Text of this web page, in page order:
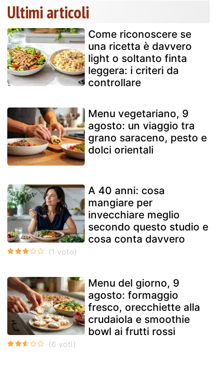
Ultimi articoli
Come riconoscere se
una ricetta è davvero
light o soltanto finta
leggera: i criteri da
controllare
Menu vegetariano, 9
agosto: un viaggio tra
grano saraceno, pesto e
dolci orientali
A 40 anni: cosa
mangiare per
invecchiare meglio
secondo questo studio e
cosa conta davvero
Menu del giorno, 9
agosto: formaggio
fresco, orecchiette alla
crudaiola e smoothie
bowl ai frutti rossi